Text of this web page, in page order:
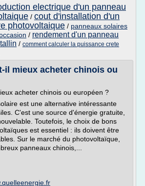
electrique d'un panneau
/ cout d'installation d'un
photovoltaique / panneaux solaires
/ rendement d'un panneau
/ comment calculer la puissance crete
il mieux acheter chinois ou
acheter chinois ou européen ?
est une alternative intéressante
C'est une source d'énergie gratuite,
Toutefois, le choix de bons
est essentiel : ils doivent être
Sur le marché du photovoltaïque,
panneaux chinois,...